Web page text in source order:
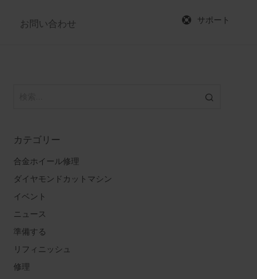
お問い合わせ サポート
カテゴリー
合金ホイール修理
ダイヤモンドカットマシン
イベント
ニュース
準備する
リフィニッシュ
修理